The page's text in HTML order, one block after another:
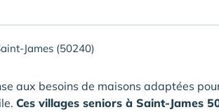
James (50240)
aux besoins de maisons adaptées
Ces villages seniors à Saint-James